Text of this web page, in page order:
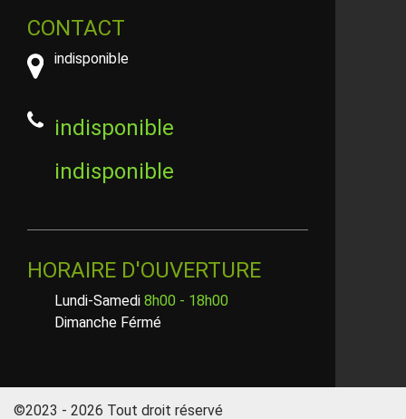
CONTACT
indisponible
indisponible
indisponible
HORAIRE D'OUVERTURE
Lundi-Samedi 8h00 - 18h00
Dimanche Férmé
©2023 - 2026 Tout droit réservé